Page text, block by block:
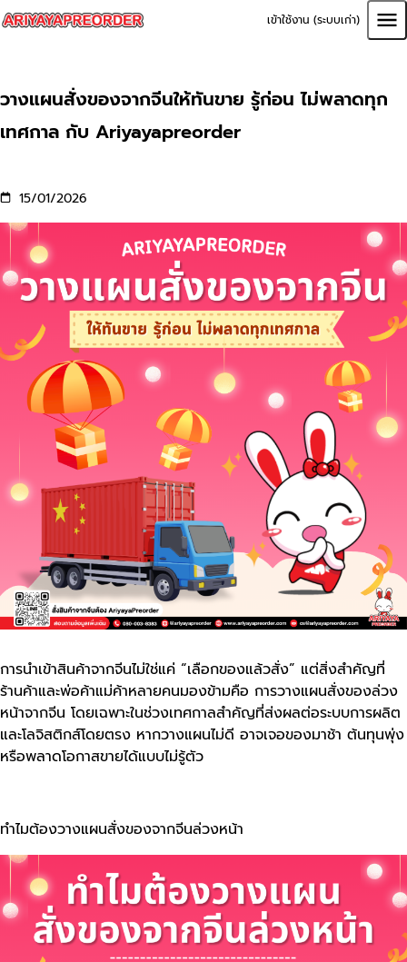
เข้าใช้งาน (ระบบเก่า)
วางแผนสั่งของจากจีนให้ทันขาย รู้ก่อน ไม่พลาดทุก
เทศกาล กับ Ariyayapreorder
15/01/2026
การนำเข้าสินค้าจากจีนไม่ใช่แค่ “เลือกของแล้วสั่ง” แต่สิ่งสำคัญที่
ร้านค้าและพ่อค้าแม่ค้าหลายคนมองข้ามคือ การวางแผนสั่งของล่วง
หน้าจากจีน โดยเฉพาะในช่วงเทศกาลสำคัญที่ส่งผลต่อระบบการผลิต
และโลจิสติกส์โดยตรง หากวางแผนไม่ดี อาจเจอของมาช้า ต้นทุนพุ่ง
หรือพลาดโอกาสขายได้แบบไม่รู้ตัว
ทำไมต้องวางแผนสั่งของจากจีนล่วงหน้า